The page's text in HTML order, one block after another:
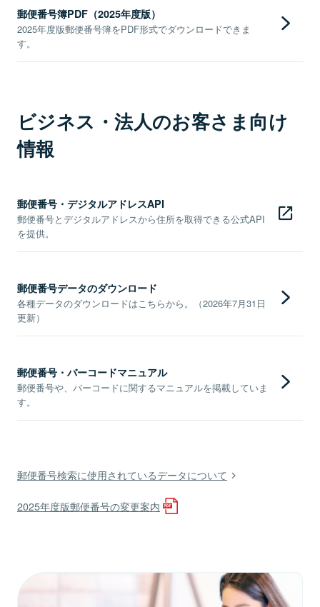
郵便番号簿PDF（2025年度版）
2025年度版郵便番号簿をPDF形式でダウンロードできま
す。
ビジネス・法人のお客さま向け
情報
郵便番号・デジタルアドレスAPI
郵便番号とデジタルアドレスから住所を取得できる公式API
を提供。
郵便番号データのダウンロード
各種データのダウンロードはこちらから。（2026年7月31日
更新）
郵便番号・バーコードマニュアル
郵便番号や、バーコードに関するマニュアルを掲載していま
す。
郵便番号検索に使用されているデータについて
2025年度版郵便番号の変更案内